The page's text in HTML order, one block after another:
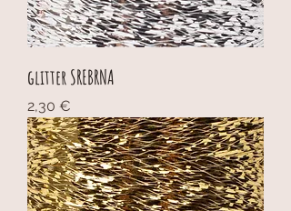
glitter SREBRNA
Cijena
2,30 €